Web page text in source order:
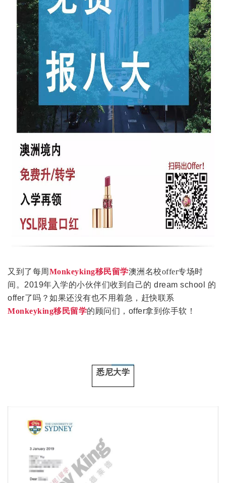
又到了每周 Monkeyking移民留学澳洲名校offer专场时
间。 2019年入学的小伙伴们收到自己的 dream school 的
offer了吗？如果还没有也不用着急，赶快联系
Monkeyking移民留学的顾问们，offer拿到你手软！
悉尼大学